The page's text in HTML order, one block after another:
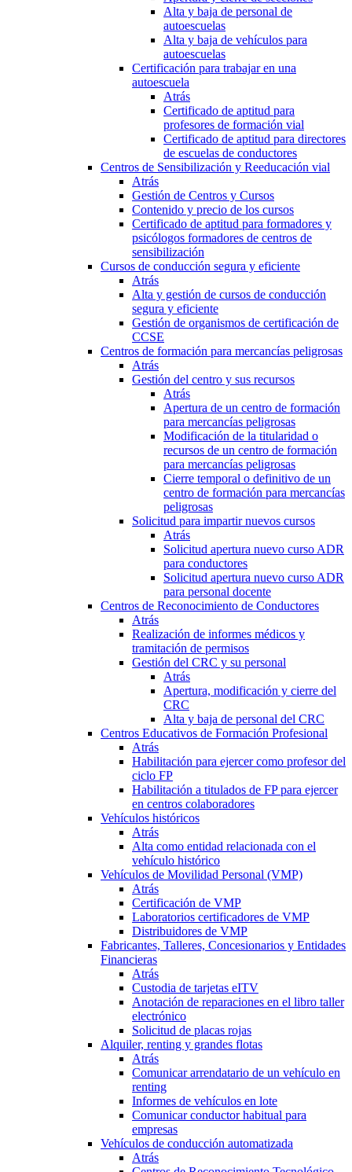
Alta y baja de personal de
autoescuelas
Alta y baja de vehículos para
autoescuelas
Certificación para trabajar en una
autoescuela
Atrás
Certificado de aptitud para
profesores de formación vial
Certificado de aptitud para directores
de escuelas de conductores
Centros de Sensibilización y Reeducación vial
Atrás
Gestión de Centros y Cursos
Contenido y precio de los cursos
Certificado de aptitud para formadores y
psicólogos formadores de centros de
sensibilización
Cursos de conducción segura y eficiente
Atrás
Alta y gestión de cursos de conducción
segura y eficiente
Gestión de organismos de certificación de
CCSE
Centros de formación para mercancías peligrosas
Atrás
Gestión del centro y sus recursos
Atrás
Apertura de un centro de formación
para mercancías peligrosas
Modificación de la titularidad o
recursos de un centro de formación
para mercancías peligrosas
Cierre temporal o definitivo de un
centro de formación para mercancías
peligrosas
Solicitud para impartir nuevos cursos
Atrás
Solicitud apertura nuevo curso ADR
para conductores
Solicitud apertura nuevo curso ADR
para personal docente
Centros de Reconocimiento de Conductores
Atrás
Realización de informes médicos y
tramitación de permisos
Gestión del CRC y su personal
Atrás
Apertura, modificación y cierre del
CRC
Alta y baja de personal del CRC
Centros Educativos de Formación Profesional
Atrás
Habilitación para ejercer como profesor del
ciclo FP
Habilitación a titulados de FP para ejercer
en centros colaboradores
Vehículos históricos
Atrás
Alta como entidad relacionada con el
vehículo histórico
Vehículos de Movilidad Personal (VMP)
Atrás
Certificación de VMP
Laboratorios certificadores de VMP
Distribuidores de VMP
Fabricantes, Talleres, Concesionarios y Entidades
Financieras
Atrás
Custodia de tarjetas eITV
Anotación de reparaciones en el libro taller
electrónico
Solicitud de placas rojas
Alquiler, renting y grandes flotas
Atrás
Comunicar arrendatario de un vehículo en
renting
Informes de vehículos en lote
Comunicar conductor habitual para
empresas
Vehículos de conducción automatizada
Atrás